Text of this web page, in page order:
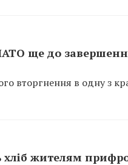
ще до
вторгнення в одну з
хліб жителям